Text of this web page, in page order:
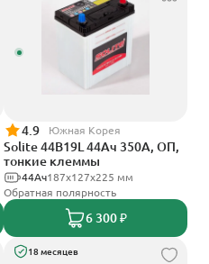
4.9 Южная Корея
Solite 44B19L 44Ач 350А, ОП,
тонкие клеммы
187x127x225 мм
44Ач
Обратная полярность
6 300 ₽
18 месяцев